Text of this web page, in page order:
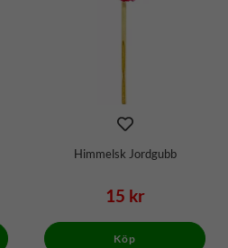
Himmelsk Jordgubb
15 kr
Köp